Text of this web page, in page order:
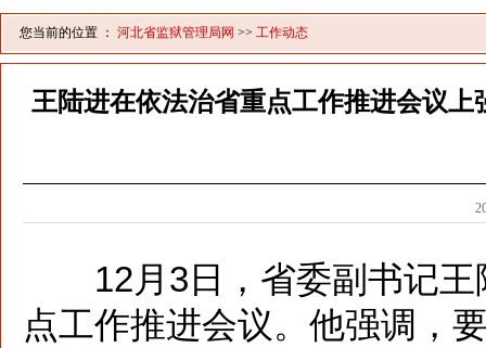
您当前的位置 ： 河北省监狱管理局网 >> 工作动态
王陆进在依法治省重点工作推进会议
12月3日，省委副书记
点工作推进会议。他强调，